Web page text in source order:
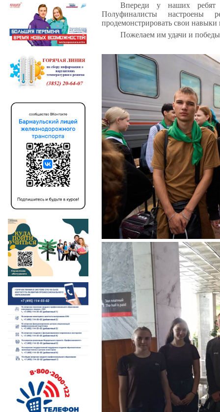
Впереди у наших ребят
Полуфиналисты
продемонстрировать свои навыки
Пожелаем им удачи и